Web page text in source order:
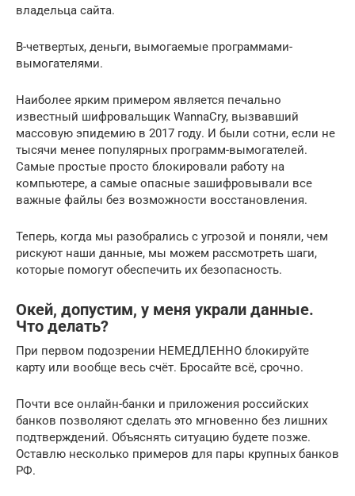
владельца сайта.
В-четвертых, деньги, вымогаемые программами-
вымогателями.
Наиболее ярким примером является печально
известный шифровальщик WannaCry, вызвавший
массовую эпидемию в 2017 году. И были сотни, если не
тысячи менее популярных программ-вымогателей.
Самые простые просто блокировали работу на
компьютере, а самые опасные зашифровывали все
важные файлы без возможности восстановления.
Теперь, когда мы разобрались с угрозой и поняли, чем
рискуют наши данные, мы можем рассмотреть шаги,
которые помогут обеспечить их безопасность.
Окей, допустим, у меня украли данные.
Что делать?
При первом подозрении НЕМЕДЛЕННО блокируйте
карту или вообще весь счёт. Бросайте всё, срочно.
Почти все онлайн-банки и приложения российских
банков позволяют сделать это мгновенно без лишних
подтверждений. Объяснять ситуацию будете позже.
Оставлю несколько примеров для пары крупных банков
РФ.